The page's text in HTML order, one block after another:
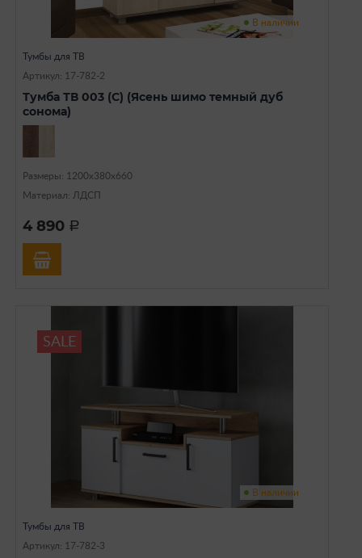
В наличии
Тумбы для ТВ
Артикул: 17-782-2
Тумба ТВ 003 (С) (Ясень шимо темный дуб
сонома)
Размеры: 1200х380х660
Материал: ЛДСП
4 890 a
SALE
В наличии
Тумбы для ТВ
Артикул: 17-782-3